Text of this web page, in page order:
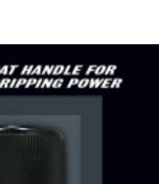
PRODUITS